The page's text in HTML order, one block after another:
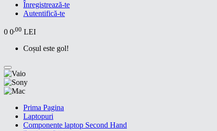
Înregistrează-te
Autentifică-te
0 0,00 LEI
Coșul este gol!
Prima Pagina
Laptopuri
Componente laptop Second Hand